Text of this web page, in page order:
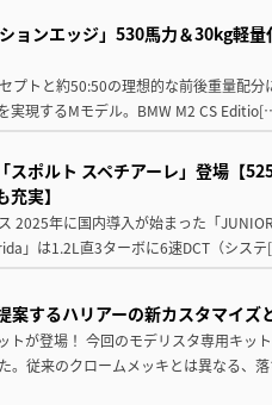
ョンエッジ」530馬力＆30kg軽量
プトと約50:50の理想的な前後重量配分
実現するMモデル。BMW M2 CS
ポルト スペチアーレ」登場【
実】
2025年に国内導入が始まった「
」は1.2L直3ターボに6速DCT（シス
するハリアーの新カスタマイズ
トが登場！ 今回のモデリスタ専用キッ
。従来のクロームメッキとは異なる、